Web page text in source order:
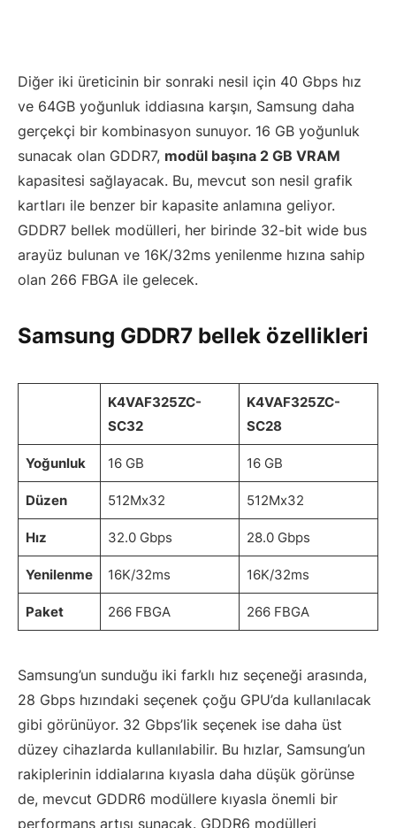
Diğer iki üreticinin bir sonraki nesil için 40 Gbps hız
ve 64GB yoğunluk iddiasına karşın, Samsung daha
gerçekçi bir kombinasyon sunuyor. 16 GB yoğunluk
sunacak olan GDDR7, modül başına 2 GB VRAM
kapasitesi sağlayacak. Bu, mevcut son nesil grafik
kartları ile benzer bir kapasite anlamına geliyor.
GDDR7 bellek modülleri, her birinde 32-bit wide bus
arayüz bulunan ve 16K/32ms yenilenme hızına sahip
olan 266 FBGA ile gelecek.
Samsung GDDR7 bellek özellikleri
K4VAF325ZC-
SC32
K4VAF325ZC-
SC28
Yoğunluk 16 GB 16 GB
Düzen 512Mx32 512Mx32
Hız 32.0 Gbps 28.0 Gbps
Yenilenme 16K/32ms 16K/32ms
Paket 266 FBGA 266 FBGA
Samsung’un sunduğu iki farklı hız seçeneği arasında,
28 Gbps hızındaki seçenek çoğu GPU’da kullanılacak
gibi görünüyor. 32 Gbps’lik seçenek ise daha üst
düzey cihazlarda kullanılabilir. Bu hızlar, Samsung’un
rakiplerinin iddialarına kıyasla daha düşük görünse
de, mevcut GDDR6 modüllere kıyasla önemli bir
performans artışı sunacak. GDDR6 modülleri